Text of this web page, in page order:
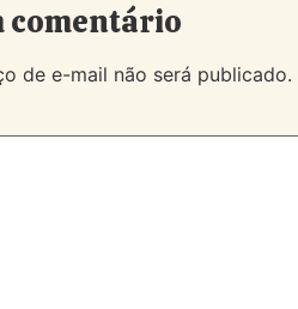
comentário
de e-mail não será publicado.